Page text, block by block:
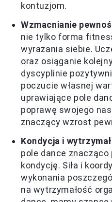
kontuzjom.
Wzmacnianie
nie tylko forma
wyrażania siebie.
oraz osiąganie
dyscyplinie
poczucie własnej
uprawiające pole
poprawę swojego
znaczący wzrost
Kondycja i
pole dance znacząco
kondycję. Siła i
wykonania
na wytrzymałość